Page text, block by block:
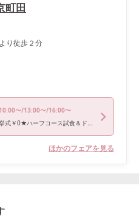
町田
り徒歩２分
10:00〜/13:00〜/16:00〜
【予算重視◎】宿泊付＆挙式￥0★ハーフコース試食＆ドレス試着
ほかのフェアを見る